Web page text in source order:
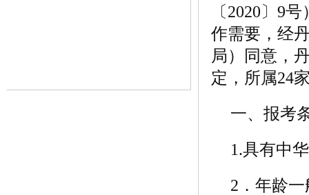
〔2020〕9
作需要，经
局）同意，
定，所属24
一、报考
1.具有中
2．年龄